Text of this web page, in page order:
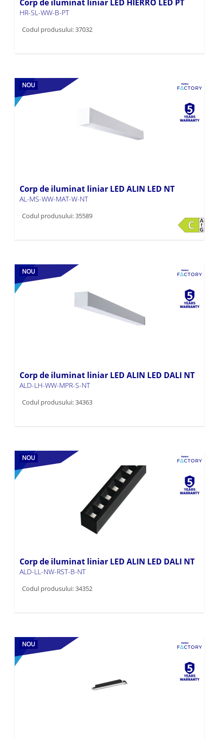
Corp de iluminat liniar LED HIERRO LED PT
HR-SL-WW-B-PT
Codul produsului: 37032
NOU
Corp de iluminat liniar LED ALIN LED NT
AL-MS-WW-MAT-W-NT
Codul produsului: 35589
NOU
Corp de iluminat liniar LED ALIN LED DALI NT
ALD-LH-WW-MPR-S-NT
Codul produsului: 34363
NOU
Corp de iluminat liniar LED ALIN LED DALI NT
ALD-LL-NW-RST-B-NT
Codul produsului: 34352
NOU